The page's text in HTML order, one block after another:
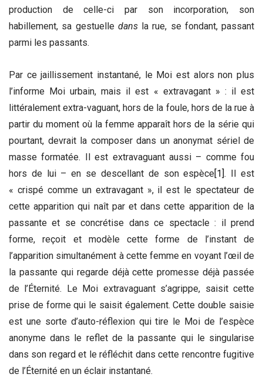
production de celle-ci par son incorporation, son
habillement, sa gestuelle dans la rue, se fondant, passant
parmi les passants.
Par ce jaillissement instantané, le Moi est alors non plus
l’informe Moi urbain, mais il est « extravagant » : il est
littéralement extra-vaguant, hors de la foule, hors de la rue à
partir du moment où la femme apparaît hors de la série qui
pourtant, devrait la composer dans un anonymat sériel de
masse formatée. Il est extravaguant aussi – comme fou
hors de lui – en se descellant de son espèce [1]. Il est
« crispé comme un extravagant », il est le spectateur de
cette apparition qui naît par et dans cette apparition de la
passante et se concrétise dans ce spectacle : il prend
forme, reçoit et modèle cette forme de l’instant de
l’apparition simultanément à cette femme en voyant l’œil de
la passante qui regarde déjà cette promesse déjà passée
de l’Éternité. Le Moi extravaguant s’agrippe, saisit cette
prise de forme qui le saisit également. Cette double saisie
est une sorte d’auto-réflexion qui tire le Moi de l’espèce
anonyme dans le reflet de la passante qui le singularise
dans son regard et le réfléchit dans cette rencontre fugitive
de l’Éternité en un éclair instantané.